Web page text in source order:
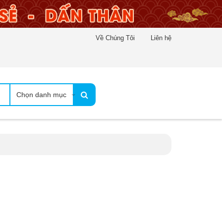
Về Chúng Tôi Liên hệ
Chọn danh mục